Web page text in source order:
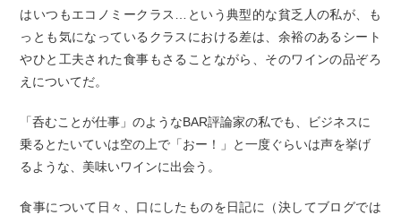
はいつもエコノミークラス…という典型的な貧乏人の私が、も
っとも気になっているクラスにおける差は、余裕のあるシート
やひと工夫された食事もさることながら、そのワインの品ぞろ
えについてだ。
「呑むことが仕事」のようなBAR評論家の私でも、ビジネスに
乗るとたいていは空の上で「おー！」と一度ぐらいは声を挙げ
るような、美味いワインに出会う。
食事について日々、口にしたものを日記に（決してブログでは